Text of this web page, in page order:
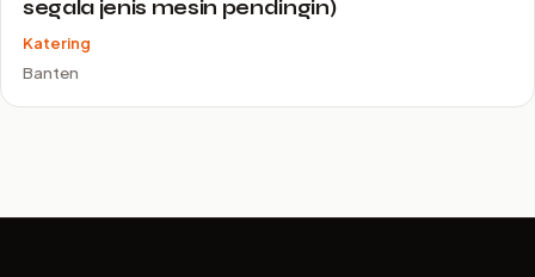
segala jenis mesin pendingin)
Katering
Banten